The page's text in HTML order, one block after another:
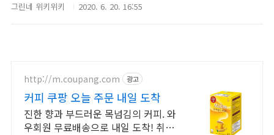
그린네 위키위키 2020. 6. 20. 16:55
http://m.coupang.com 광고
커피 쿠팡 오늘 주문 내일 도착
진한 향과 부드러운 목넘김의 커피. 와
우회원 무료배송으로 내일 도착! 취향